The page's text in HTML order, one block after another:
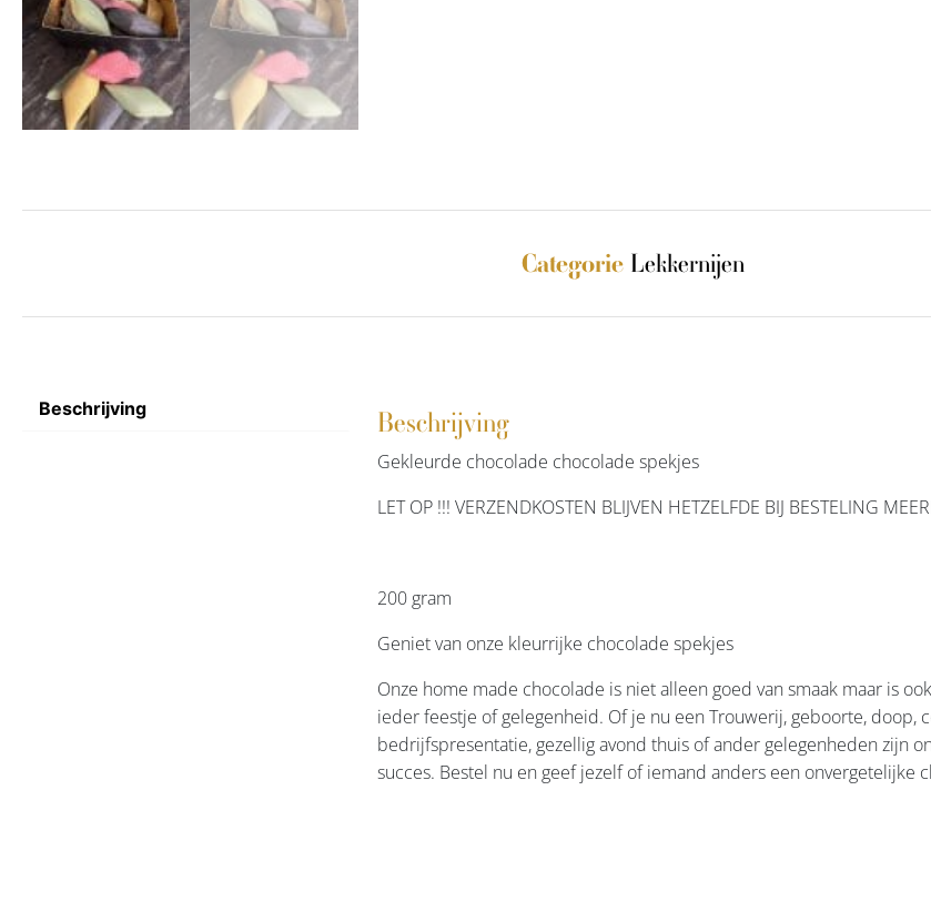
Categorie Lekkernijen
Beschrijving Beschrijving
Gekleurde chocolade chocolade spekjes
LET OP !!! VERZENDKOSTEN BLIJVEN HETZELFDE BIJ BESTELING
200 gram
Geniet van onze kleurrijke chocolade spekjes
Onze home made chocolade is niet alleen goed van smaak maar is
ieder feestje of gelegenheid. Of je nu een Trouwerij, geboorte, doop,
bedrijfspresentatie, gezellig avond thuis of ander gelegenheden zijn
succes. Bestel nu en geef jezelf of iemand anders een onvergetelijke